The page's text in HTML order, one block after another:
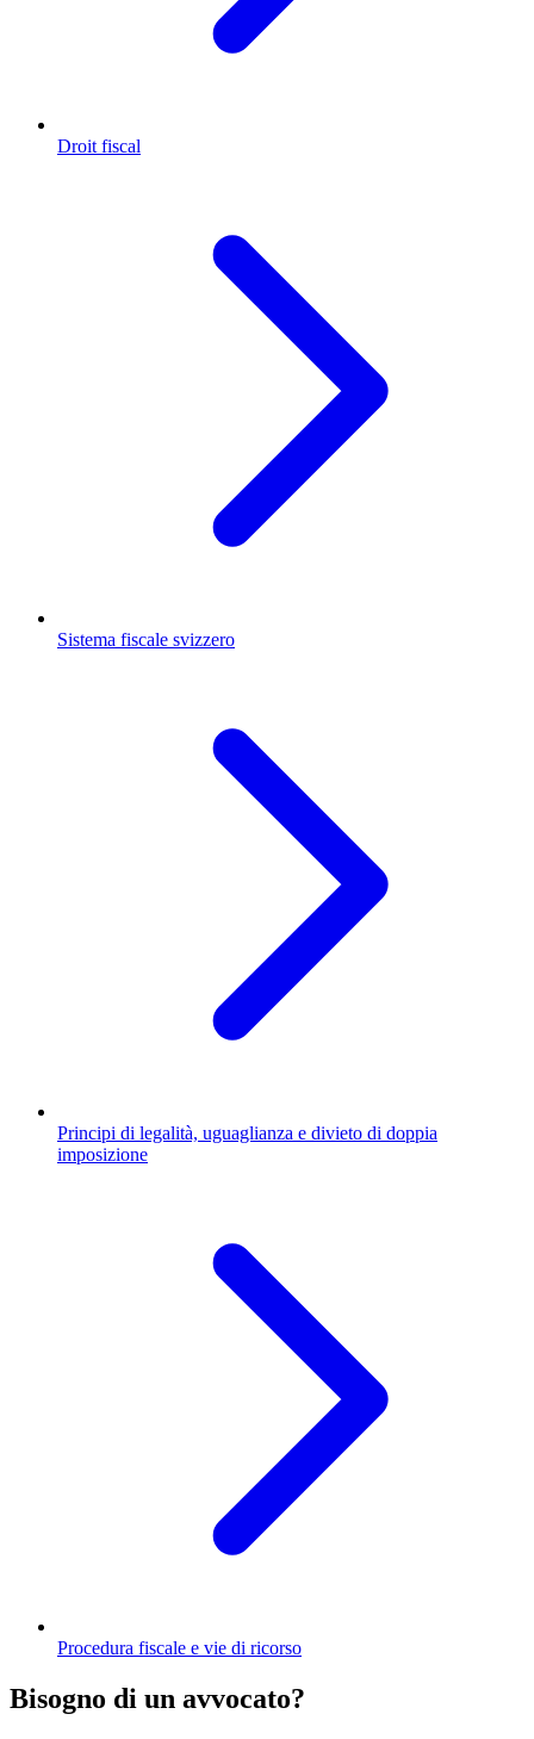
Droit fiscal
Sistema fiscale svizzero
Principi di legalità, uguaglianza e divieto di doppia
imposizione
Procedura fiscale e vie di ricorso
Bisogno di un avvocato?